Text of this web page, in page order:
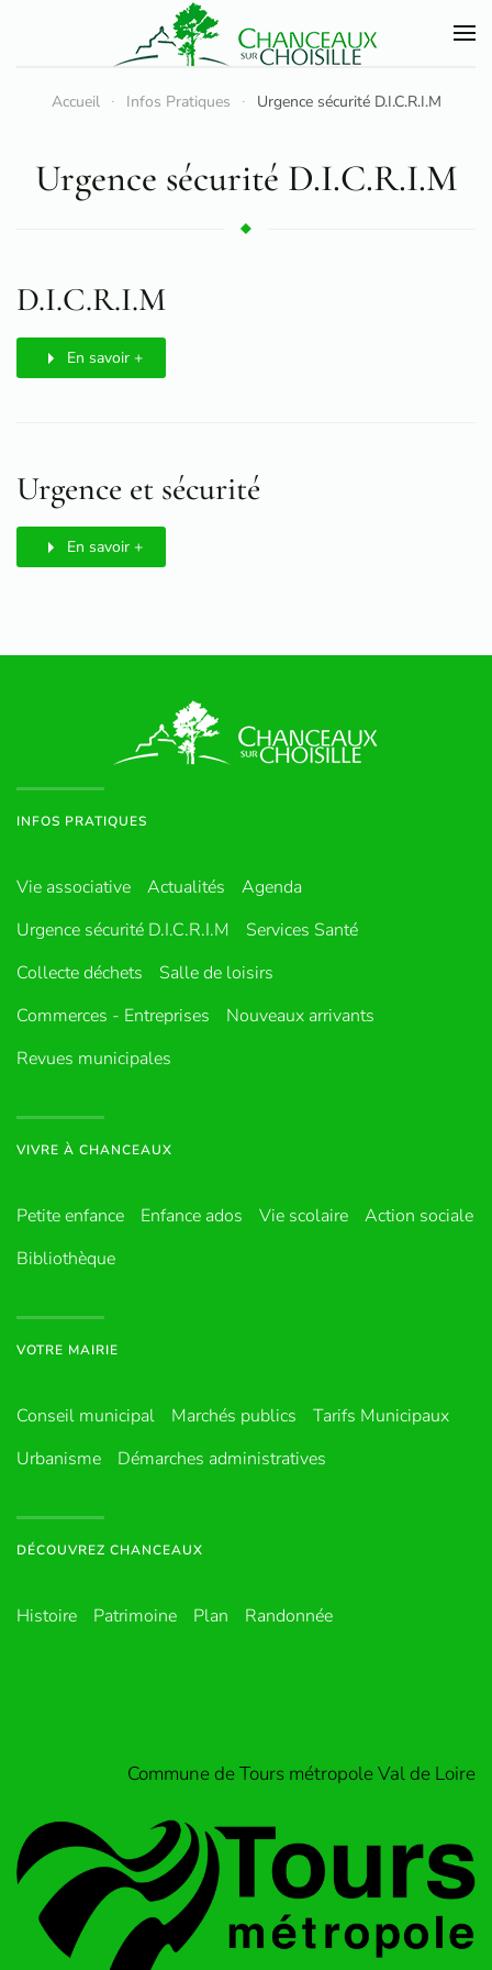
Accéder au contenu principal
Accueil Infos Pratiques Urgence sécurité D.I.C.R.I.M
Urgence sécurité D.I.C.R.I.M
D.I.C.R.I.M
En savoir +
Urgence et sécurité
En savoir +
INFOS PRATIQUES
Vie associative Actualités
Agenda
Urgence sécurité D.I.C.R.I.M
Services Santé
Collecte déchets
Salle de loisirs
Commerces - Entreprises
Nouveaux arrivants
Revues municipales
VIVRE À CHANCEAUX
Petite enfance Enfance ados Vie scolaire
Action sociale
Bibliothèque
VOTRE MAIRIE
Conseil municipal Marchés publics
Tarifs Municipaux
Urbanisme
Démarches administratives
DÉCOUVREZ CHANCEAUX
Histoire Patrimoine Plan Randonnée
Commune de Tours métropole Val de Loire